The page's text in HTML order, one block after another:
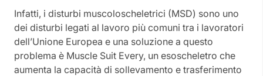
Infatti, i disturbi muscoloscheletrici (MSD) sono uno
dei disturbi legati al lavoro più comuni tra i lavoratori
dell’Unione Europea e una soluzione a questo
problema è Muscle Suit Every, un esoscheletro che
aumenta la capacità di sollevamento e trasferimento